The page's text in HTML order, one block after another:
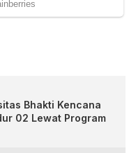
Bhakti Kencana
02 Lewat Program